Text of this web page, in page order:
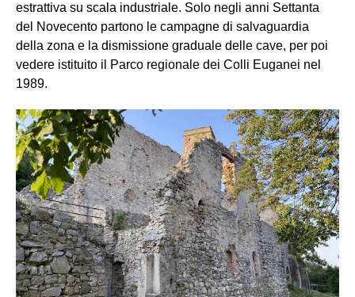
estrattiva su scala industriale. Solo negli anni Settanta
del Novecento partono le campagne di salvaguardia
della zona e la dismissione graduale delle cave, per poi
vedere istituito il Parco regionale dei Colli Euganei nel
1989.